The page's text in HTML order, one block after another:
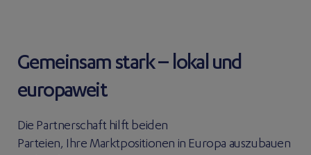
Gemeinsam stark – lokal und
europaweit
Die Partnerschaft hilft beiden
Parteien, Ihre Marktpositionen in Europa auszubauen